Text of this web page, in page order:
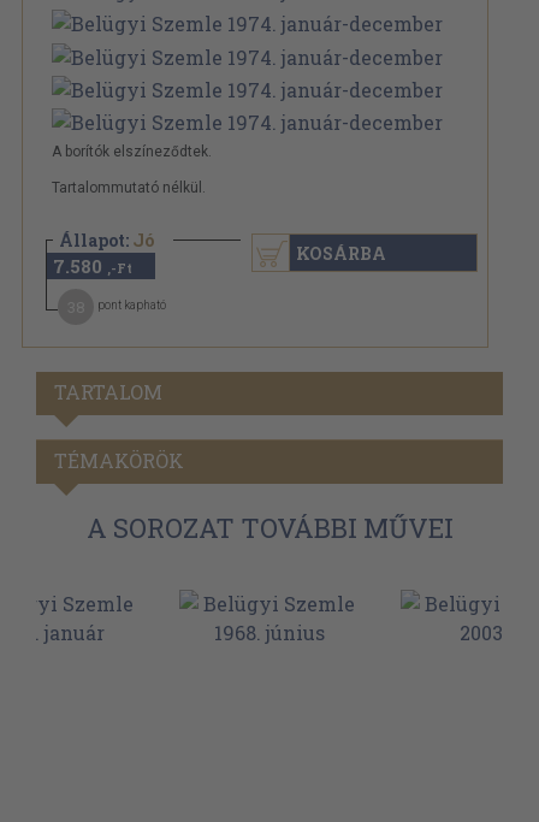
A borítók elszíneződtek.
Tartalommutató nélkül.
Állapot: Jó
7.580 ,-Ft
pont kapható
KOSÁRBA
TARTALOM
TÉMAKÖRÖK
A SOROZAT TOVÁBBI MŰVEI